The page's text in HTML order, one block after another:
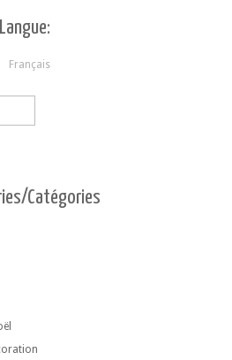
Français
Catégories